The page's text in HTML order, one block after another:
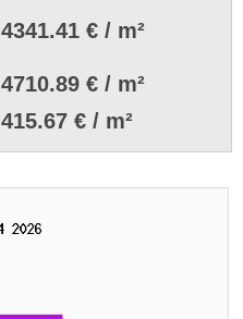
4341.41 € / m²
4710.89 € / m²
415.67 € / m²